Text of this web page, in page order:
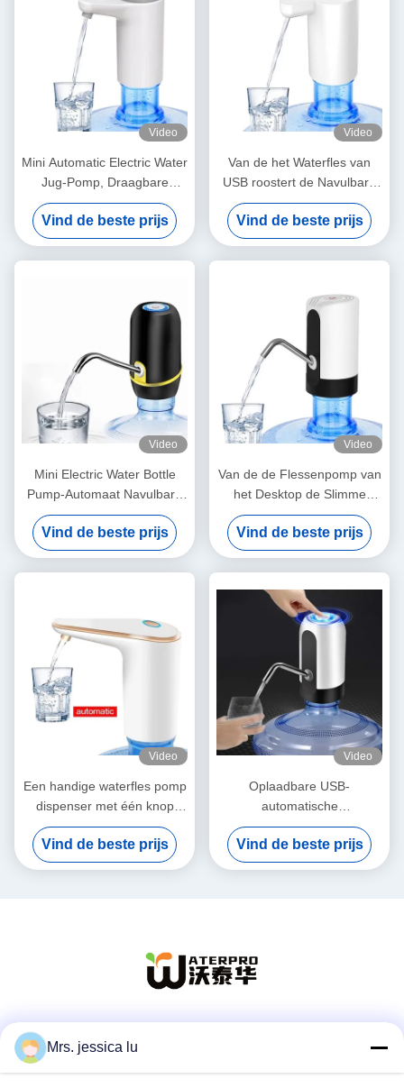
Video
Mini Automatic Electric Water
Jug-Pomp, Draagbare
Navulbare Waterautomaat
Vind de beste prijs
Video
Van de het Waterfles van
USB roostert de Navulbare
de Pompautomaat
Automatisch voor in
openlucht
Vind de beste prijs
Video
Mini Electric Water Bottle
Pump-Automaat Navulbare
Draagbaar voor Huis
Vind de beste prijs
Video
Van de de Flessenpomp van
het Desktop de Slimme
Water Automaat 5V 4W voor
Bureauschool
Vind de beste prijs
Video
Een handige waterfles pomp
dispenser met één knop
voor 2-5 liter flessen
Vind de beste prijs
Video
Oplaadbare USB-
automatische
drinkwaterpomp Kleine
milieuvriendelijke
Vind de beste prijs
Mrs. jessica lu